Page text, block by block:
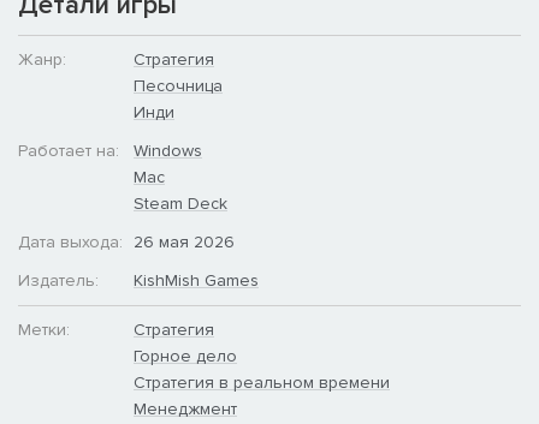
Открывайте новые производства!
Каждый завод может производить различные товары
Жанр:
Стратегия
Песочница
Инди
Работает на:
Windows
Mac
Steam Deck
Дата выхода:
26 мая 2026
Издатель:
KishMish Games
Метки:
Стратегия
Горное дело
Стратегия в реальном времени
Менеджмент